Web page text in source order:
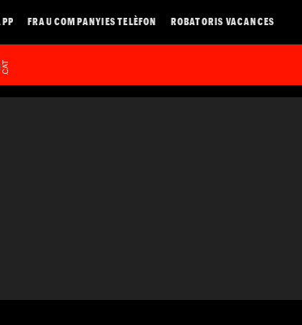
FRAU COMPANYIES TELÈFON ROBATORIS VACANCES